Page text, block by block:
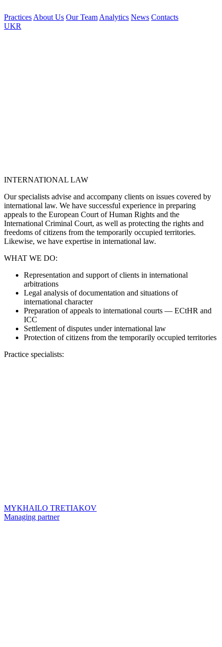
Practices About Us Our Team Analytics News Contacts
UKR
INTERNATIONAL LAW
Our specialists advise and accompany clients on issues covered by
international law. We have successful experience in preparing
appeals to the European Court of Human Rights and the
International Criminal Court, as well as protecting the rights and
freedoms of citizens from the temporarily occupied territories.
Likewise, we have expertise in international law.
WHAT WE DO:
Representation and support of clients in international
arbitrations
Legal analysis of documentation and situations of
international character
Preparation of appeals to international courts — ECtHR and
ICC
Settlement of disputes under international law
Protection of citizens from the temporarily occupied territories
Practice specialists:
MYKHAILO TRETIAKOV
Managing partner